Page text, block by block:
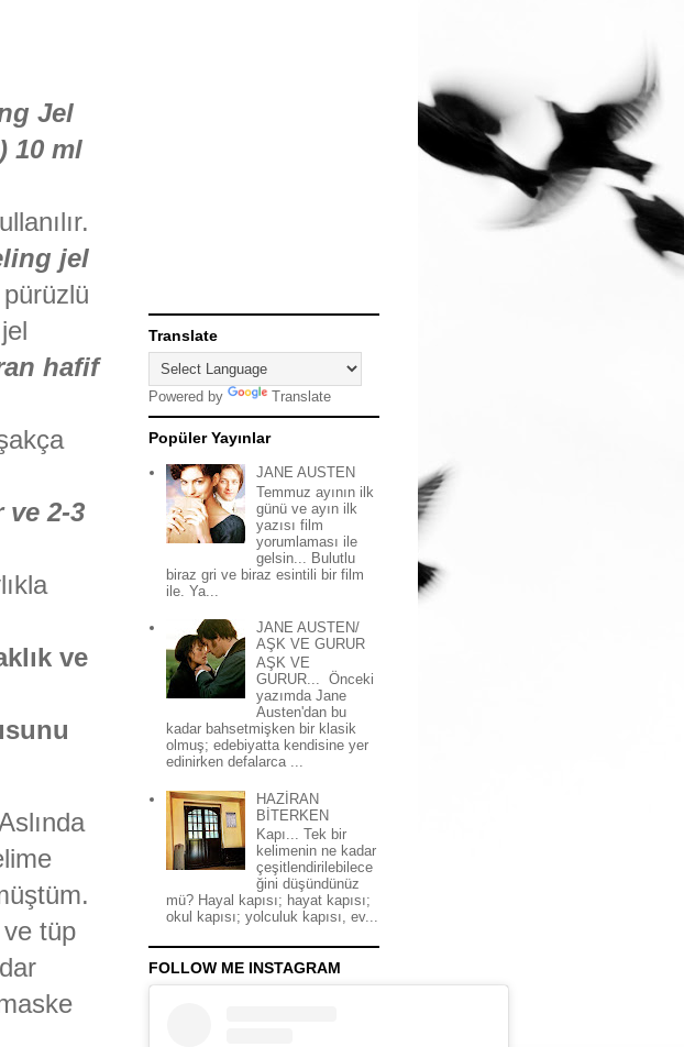
Jel
10 ml
jel
hafif
ve 2-3
ve
tüp
Translate
Powered by Translate
Popüler Yayınlar
JANE AUSTEN
Temmuz ayının ilk
günü ve ayın ilk
yazısı film
yorumlaması ile
gelsin... Bulutlu
biraz gri ve biraz esintili bir film
ile. Ya...
JANE AUSTEN/
AŞK VE GURUR
AŞK VE
GURUR... Önceki
yazımda Jane
Austen'dan bu
kadar bahsetmişken bir klasik
olmuş; edebiyatta kendisine yer
edinirken defalarca ...
HAZİRAN
BİTERKEN
Kapı... Tek bir
kelimenin ne kadar
çeşitlendirilebilece
ğini düşündünüz
mü? Hayal kapısı; hayat kapısı;
okul kapısı; yolculuk kapısı, ev...
FOLLOW ME INSTAGRAM